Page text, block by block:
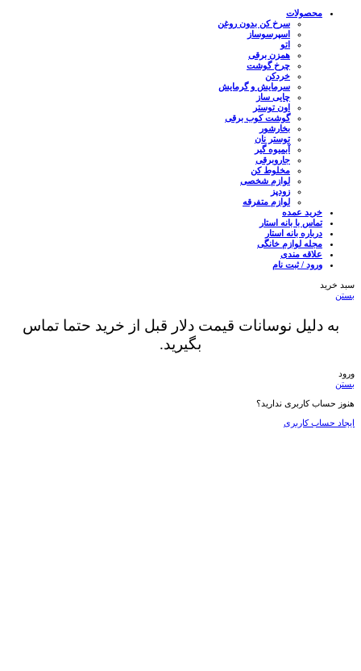
محصولات
سرخ کن بدون روغن
اسپرسوساز
اتو
همزن برقی
چرخ گوشت
خردکن
سرمایش و گرمایش
چایی ساز
اون توستر
گوشت کوب برقی
بخارشور
توستر نان
آبمیوه گیر
جاروبرقی
مخلوط کن
لوازم شخصی
زودپز
لوازم متفرقه
خرید عمده
تماس با بانه استار
درباره بانه استار
مجله لوازم خانگی
علاقه مندی
ورود / ثبت نام
سبد خرید
بستن
به دلیل نوسانات قیمت دلار قبل از خرید حتما تماس
بگیرید.
ورود
بستن
هنوز حساب کاربری ندارید؟
ایجاد حساب کاربری